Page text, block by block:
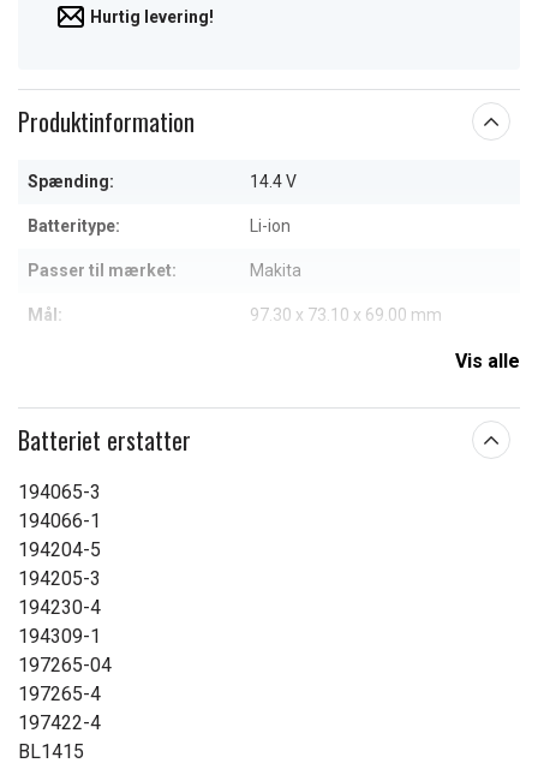
Hurtig levering!
Produktinformation
Spænding: 14.4 V
Batteritype: Li-ion
Passer til mærket: Makita
Mål: 97.30 x 73.10 x 69.00 mm
Vis alle
Batteriet erstatter
194065-3
194066-1
194204-5
194205-3
194230-4
194309-1
197265-04
197265-4
197422-4
BL1415